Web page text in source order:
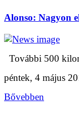
Alonso: Nagyon
További 500
péntek, 4 május
Bővebben